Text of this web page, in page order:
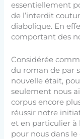
essentiellement
de l’interdit
diabolique. En
comportant des
Considérée
du roman de par
nouvelle était,
seulement nous
corpus encore
réussir notre
et en particulier à
pour nous dans